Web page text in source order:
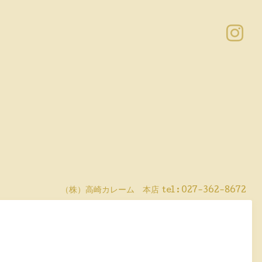
（株）高崎カレーム 本店 tel : 027-362-8672